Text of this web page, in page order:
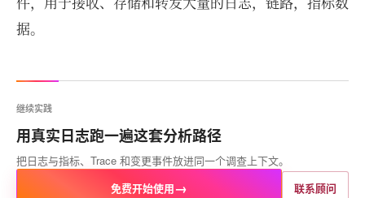
据。
继续实践
用真实日志跑一遍这套分析路径
把日志与指标、Trace 和变更事件放进同一个调查上下文。
免费开始使用→ 联系顾问